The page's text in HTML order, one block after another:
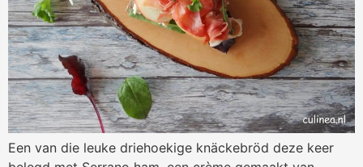
Een van die leuke driehoekige knäckebröd deze keer